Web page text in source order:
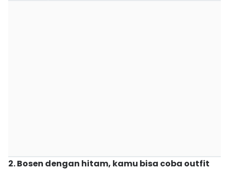
2. Bosen dengan hitam, kamu bisa coba outfit